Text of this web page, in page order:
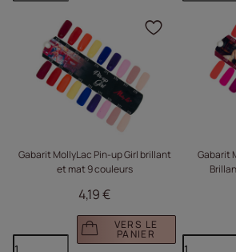
Gabarit MollyLac Pin-up Girl brillant
et mat 9 couleurs
4,19 €
VERS LE
PANIER
Cliquez
Gabarit